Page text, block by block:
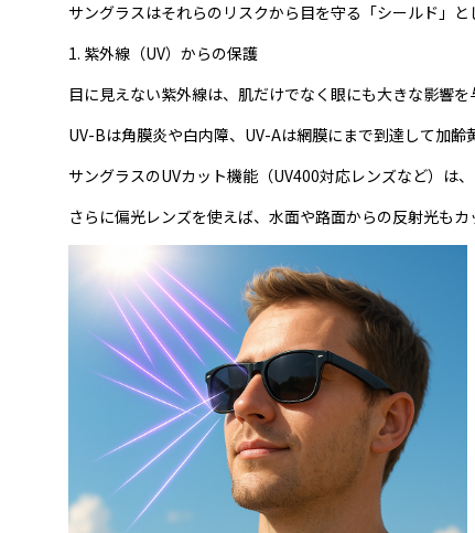
サングラスはそれらのリスクから目を守る「シールド」と
1. 紫外線（UV）からの保護
目に見えない紫外線は、肌だけでなく眼にも大きな影響を
UV-Bは角膜炎や白内障、UV-Aは網膜にまで到達して加齢
サングラスのUVカット機能（UV400対応レンズなど）は
さらに偏光レンズを使えば、水面や路面からの反射光も